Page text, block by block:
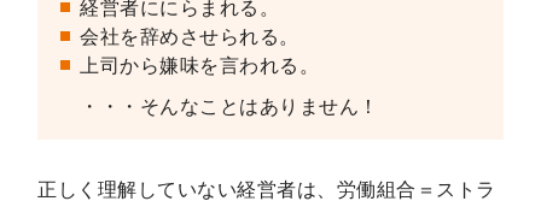
経営者ににらまれる。
会社を辞めさせられる。
上司から嫌味を言われる。
・・・そんなことはありません！
正しく理解していない経営者は、労働組合＝ストラ